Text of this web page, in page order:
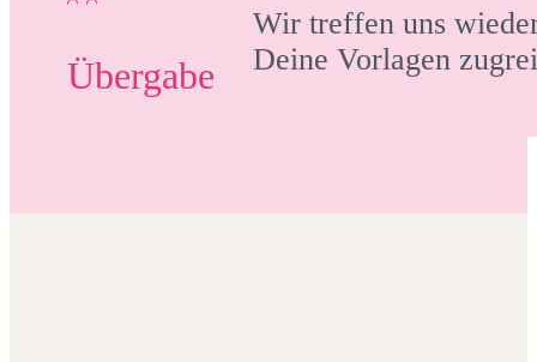
Übergabe
Wir treffen uns
Deine Vorlagen